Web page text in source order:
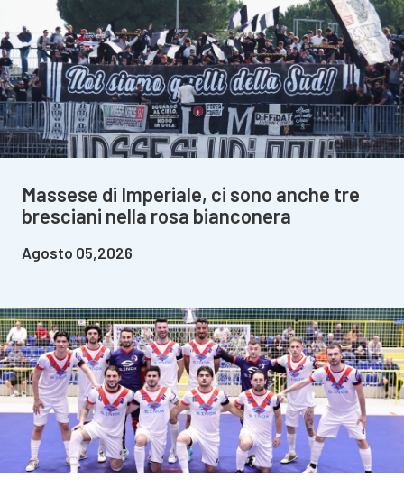
Massese di Imperiale, ci sono anche tre
bresciani nella rosa bianconera
Agosto 05,2026